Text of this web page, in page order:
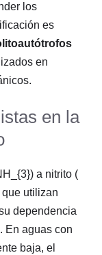
los
es
en
en la
) a nitrito (
utilizan
dependencia
En aguas con
baja, el